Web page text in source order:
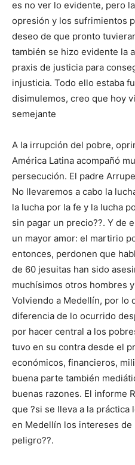
es no ver lo evidente, pero
opresión y los sufrimientos
deseo de que pronto
también se hizo evidente la
praxis de justicia para
injusticia. Todo ello estaba
disimulemos, creo que hoy
semejante
A la irrupción del pobre,
América Latina acompañó
persecución. El padre
No llevaremos a cabo la
la lucha por la fe y la lucha
sin pagar un precio??. Y de
un mayor amor: el martirio
entonces, perdonen que
de 60 jesuitas han sido
muchísimos otros hombres
Volviendo a Medellín, por lo
diferencia de lo ocurrido
por hacer central a los
tuvo en su contra desde el
económicos, financieros,
buena parte también
buenas razones. El informe
que ?si se lleva a la
en Medellín los intereses de
peligro??.